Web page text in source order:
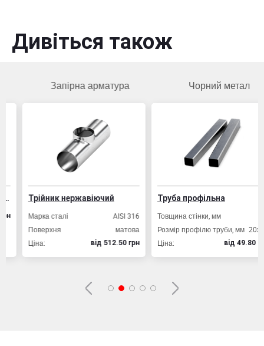
Дивіться також
Запірна арматура
Трійник нержавіючий
Марка сталі
AISI 316
Поверхня
матова
Ціна:
вiд 512.50 грн
Чорний метал
Труба профільна
Товщина стінки, мм
Розмір профілю труби, мм 20х20
Ціна:
вiд 49.80 грн